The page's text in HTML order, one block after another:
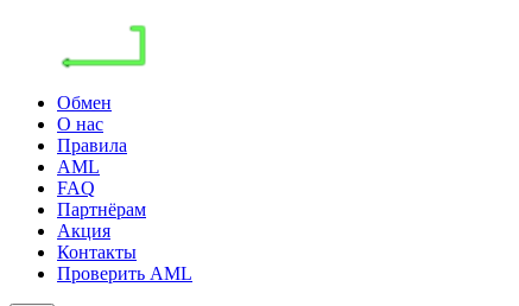
Обмен
О нас
Правила
AML
FAQ
Партнёрам
Акция
Контакты
Проверить AML